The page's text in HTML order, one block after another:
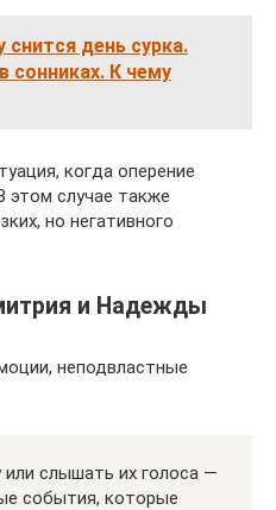
снится день сурка.
сонниках. К чему
когда оперение
этом случае также
но негативного
и Надежды
неподвластные
слышать их голоса —
события, которые